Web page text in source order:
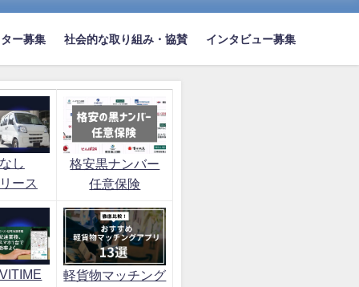
ー募集 社会的な取り組み・協賛 インタビュー募集
し
ース
格安黒ナンバー
任意保険
軽貨物マッチング